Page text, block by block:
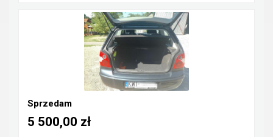
Sprzedam
5 500,00 zł